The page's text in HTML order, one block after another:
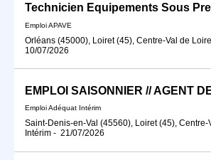
Emploi APAVE
Orléans (45000), Loiret (45), Centre-Val de Loire
10/07/2026
EMPLOI SAISONNIER // AGENT
Emploi Adéquat Intérim
Saint-Denis-en-Val (45560), Loiret (45), Centre-
Intérim - 21/07/2026